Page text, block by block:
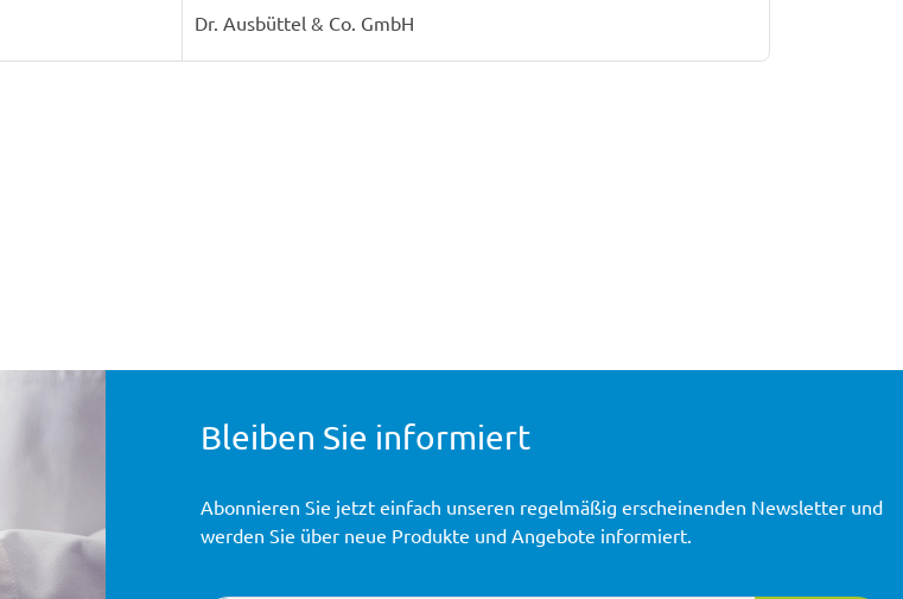
Dr. Ausbüttel & Co. GmbH
Bleiben Sie informiert
Abonnieren Sie jetzt einfach unseren regelmäßig erscheinenden Newsletter und
werden Sie über neue Produkte und Angebote informiert.